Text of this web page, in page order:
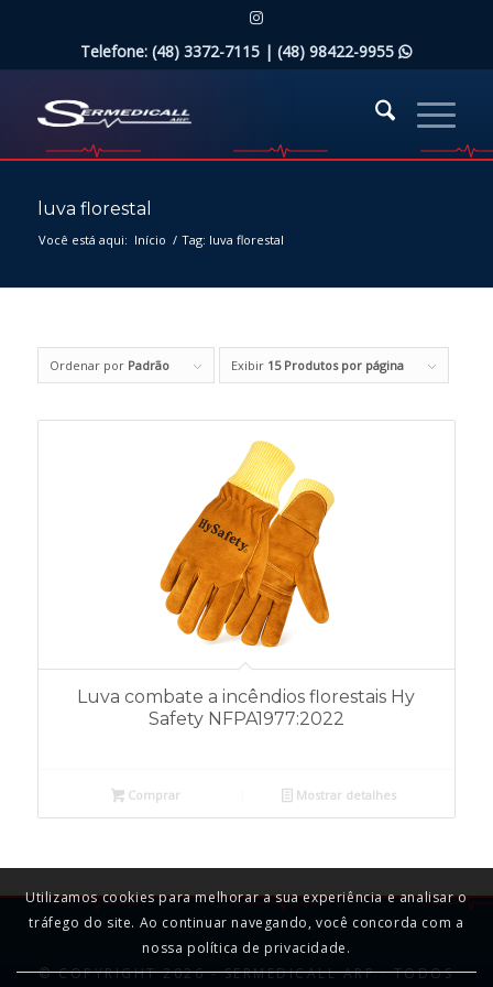
Telefone: (48) 3372-7115 |(48) 98422-9955
luva florestal
Você está aqui: Início / Tag: luva florestal
Ordenar por Padrão Exibir 15 Produtos por página
Luva combate a incêndios florestais Hy
Safety NFPA1977:2022
Comprar Mostrar detalhes
© COPYRIGHT 2026 - SERMEDICALL ARP · TODOS
Utilizamos cookies para melhorar a sua experiência e analisar o
tráfego do site. Ao continuar navegando, você concorda com a
nossa política de privacidade.